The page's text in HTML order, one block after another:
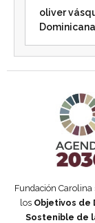
oliver
Fundación Carolina
los Objetivos de
Sostenible de